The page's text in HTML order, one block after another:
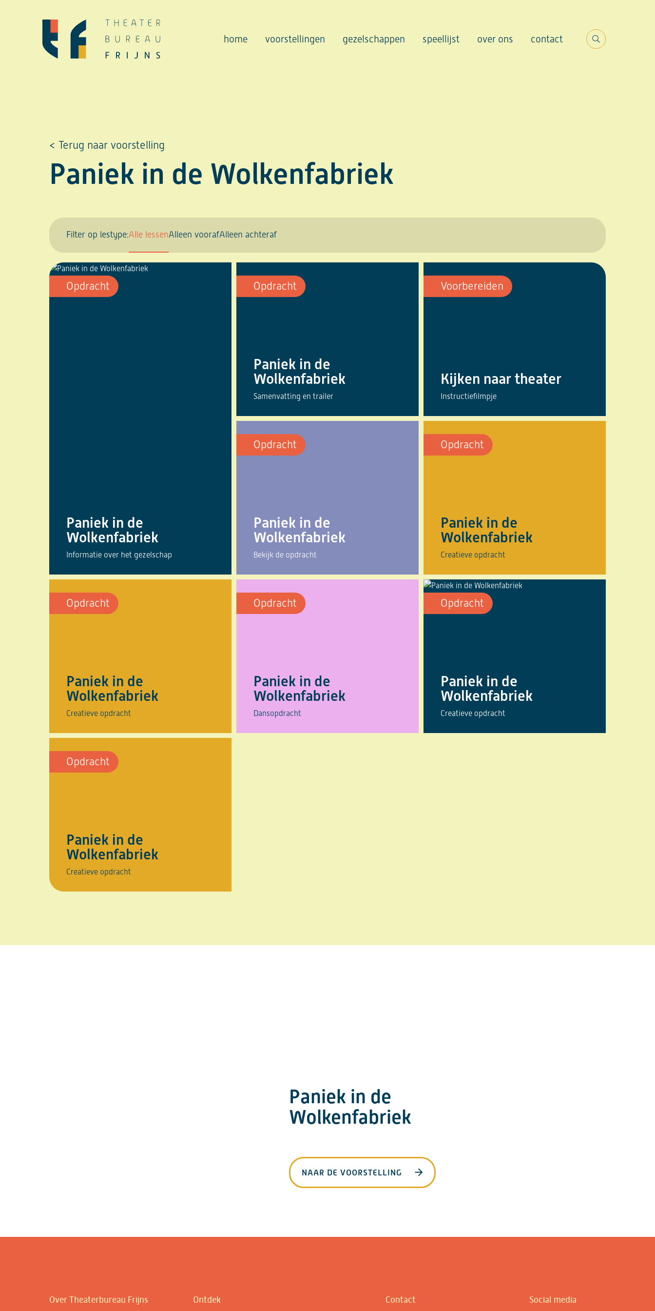
home voorstellingen gezelschappen speellijst over ons contact
Search
< Terug naar voorstelling
Paniek in de Wolkenfabriek
Filter op lestype:Alle lessenAlleen voorafAlleen achteraf
Opdracht
Paniek in de
Wolkenfabriek
Informatie over het gezelschap
Opdracht
Paniek in de
Wolkenfabriek
Samenvatting en trailer
Voorbereiden
Kijken naar theater
Instructiefilmpje
Opdracht
Paniek in de
Wolkenfabriek
Bekijk de opdracht
Opdracht
Paniek in de
Wolkenfabriek
Creatieve opdracht
Opdracht
Paniek in de
Wolkenfabriek
Creatieve opdracht
Opdracht
Paniek in de
Wolkenfabriek
Dansopdracht
Opdracht
Paniek in de
Wolkenfabriek
Creatieve opdracht
Opdracht
Paniek in de
Wolkenfabriek
Creatieve opdracht
Paniek in de
Wolkenfabriek
NAAR DE VOORSTELLING
Over Theaterbureau Frijns Ontdek Contact Social media